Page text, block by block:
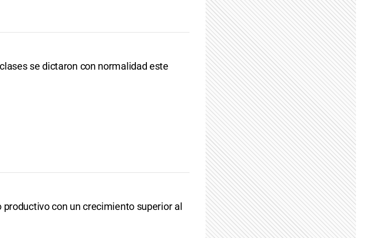
se dictaron con normalidad este
con un crecimiento superior al